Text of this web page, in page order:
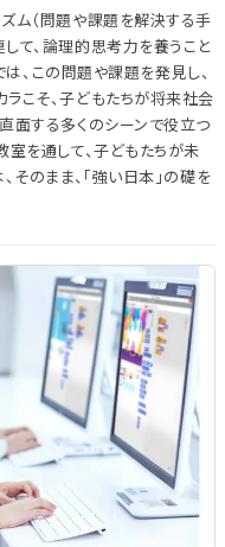
ム（問題や課題を解決する手
て、論理的思考力を養うこと
、この問題や課題を発見し、
こそ、子どもたちが将来社会
面する多くのシーンで役立つ
室を通して、子どもたちが未
そのまま、「強い日本」の礎を